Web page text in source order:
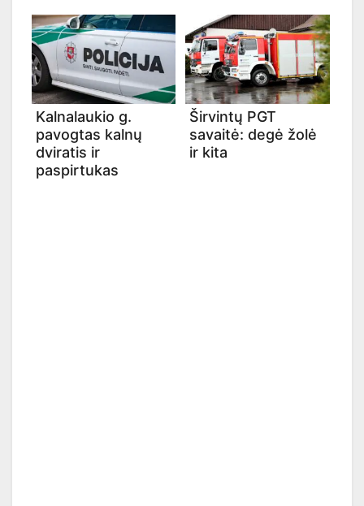
Kalnalaukio g.
pavogtas kalnų
dviratis ir
paspirtukas
Širvintų PGT
savaitė: degė žolė
ir kita